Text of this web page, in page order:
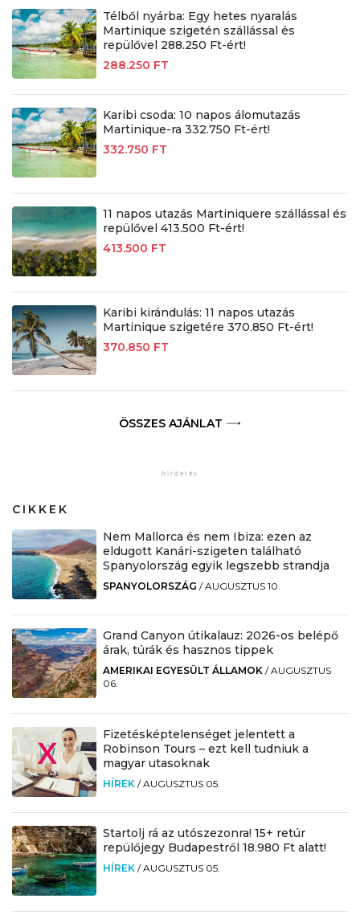
Télből nyárba: Egy hetes nyaralás
Martinique szigetén szállással és
repülővel 288.250 Ft-ért!
288.250 FT
Karibi csoda: 10 napos álomutazás
Martinique-ra 332.750 Ft-ért!
332.750 FT
11 napos utazás Martiniquere szállással és
repülővel 413.500 Ft-ért!
413.500 FT
Karibi kirándulás: 11 napos utazás
Martinique szigetére 370.850 Ft-ért!
370.850 FT
ÖSSZES AJÁNLAT
CIKKEK
Nem Mallorca és nem Ibiza: ezen az
eldugott Kanári-szigeten található
Spanyolország egyik legszebb strandja
SPANYOLORSZÁG /AUGUSZTUS 10.
Grand Canyon útikalauz: 2026-os belépő
árak, túrák és hasznos tippek
AMERIKAI EGYESÜLT ÁLLAMOK /AUGUSZTUS
06.
Fizetésképtelenséget jelentett a
Robinson Tours – ezt kell tudniuk a
magyar utasoknak
HÍREK /AUGUSZTUS 05.
Startolj rá az utószezonra! 15+ retúr
repülőjegy Budapestről 18.980 Ft alatt!
HÍREK /AUGUSZTUS 05.